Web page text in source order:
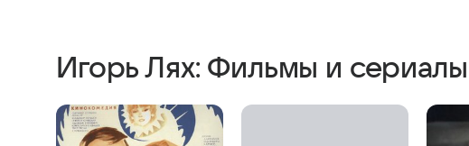
Игорь Лях: Фильмы и сериалы